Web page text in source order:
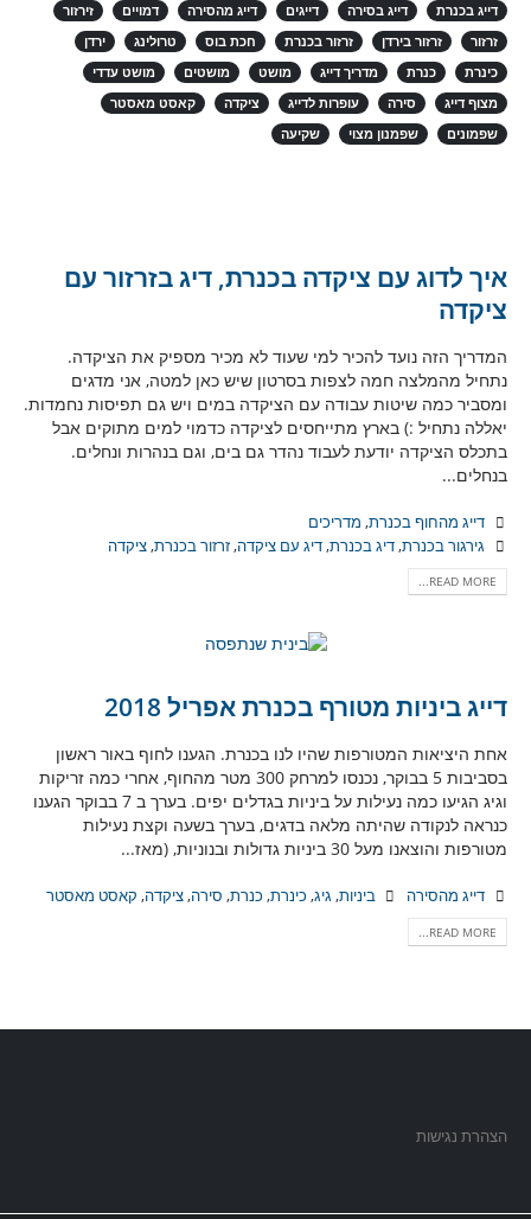
איך לדוג עם ציקדה בכנרת, דיג בזרזור עם
ציקדה
המדריך הזה נועד להכיר למי שעוד לא מכיר מספיק את הציקדה.
נתחיל מהמלצה חמה לצפות בסרטון שיש כאן למטה, אני מדגים
ומסביר כמה שיטות עבודה עם הציקדה במים ויש גם תפיסות נחמדות.
יאללה נתחיל :) בארץ מתייחסים לציקדה כדמוי למים מתוקים אבל
בתכלס הציקדה יודעת לעבוד נהדר גם בים, וגם בנהרות ונחלים.
בנחלים...
דייג מהחוף בכנרת, מדריכים
גירגור בכנרת,דיג בכנרת,דיג עם ציקדה,זרזור בכנרת,ציקדה
READ MORE...
דייג ביניות מטורף בכנרת אפריל 2018
אחת היציאות המטורפות שהיו לנו בכנרת. הגענו לחוף באור ראשון
בסביבות 5 בבוקר, נכנסו למרחק 300 מטר מהחוף, אחרי כמה זריקות
וגיג הגיעו כמה נעילות על ביניות בגדלים יפים. בערך ב 7 בבוקר הגענו
כנראה לנקודה שהיתה מלאה בדגים, בערך בשעה וקצת נעילות
מטורפות והוצאנו מעל 30 ביניות גדולות ובנוניות, (מאז...
דייג מהסירה ביניות, גיג, כינרת, כנרת, סירה,ציקדה, קאסט מאסטר
READ MORE...
דייג בכנרת
דייג בסירה דייגים דייג מהסירה דמויים
זירזור
זרזור
זרזור בירדן זרזור בכנרת חכת בוס טרולינג
ירדן
כינרת
כנרת מדריך דייג מושט מושטים
מושט עדדי
מצוף דייג
סירה עופרות לדייג ציקדה
קאסט מאסטר
שפמונים
שפמנון מצוי שקיעה
הצהרת נגישות